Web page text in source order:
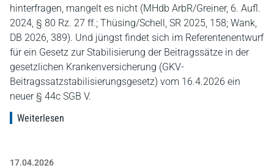
hinterfragen, mangelt es nicht (MHdb ArbR/Greiner, 6. Aufl.
2024, § 80 Rz. 27 ff.; Thüsing/Schell, SR 2025, 158; Wank,
DB 2026, 389). Und jüngst findet sich im Referentenentwurf
für ein Gesetz zur Stabilisierung der Beitragssätze in der
gesetzlichen Krankenversicherung (GKV-
Beitragssatzstabilisierungsgesetz) vom 16.4.2026 ein
neuer § 44c SGB V.
Weiterlesen
17.04.2026